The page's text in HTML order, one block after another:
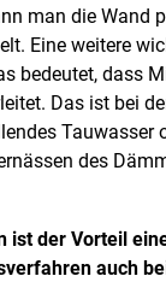
man die Wand
Eine weitere
bedeutet, dass
Das ist bei
Tauwasser
des
ist der Vorteil
auch